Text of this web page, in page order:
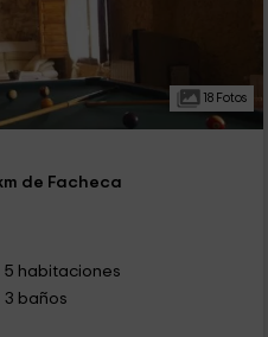
18 Fotos
de Facheca
5 habitaciones
3 baños